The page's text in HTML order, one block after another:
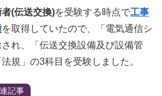
(伝送交換)を受験する時点で工事
を取得していたので、「電気通信シ
れ、「伝送交換設備及び設備管
規」の3科目を受験しました。
記事